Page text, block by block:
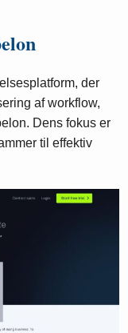
der
af workflow,
Dens fokus er
til effektiv